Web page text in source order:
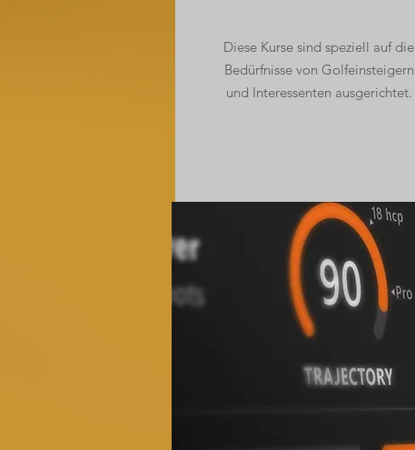
Diese Kurse sind speziell auf die
Bedürfnisse von Golfeinsteigern
und Interessenten ausgerichtet.